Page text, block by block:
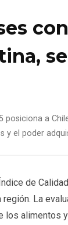
posiciona a
y el poder
de
La
alimentos